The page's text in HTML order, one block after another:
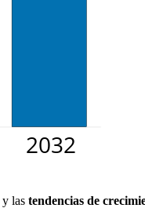
y las tendencias de